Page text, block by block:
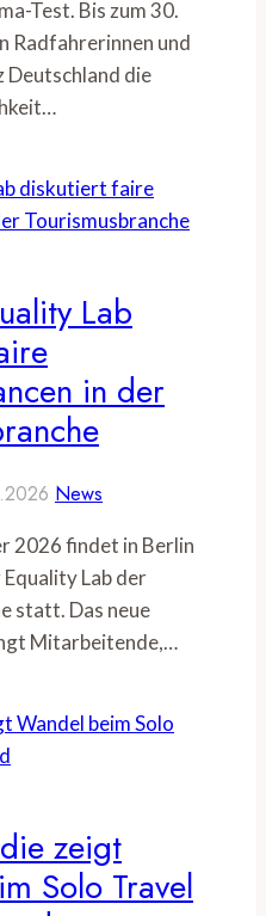
Test. Bis zum 30.
Radfahrerinnen und
Deutschland die
Lab
in der
News
2026 findet in Berlin
Lab der
statt. Das neue
Mitarbeitende,…
zeigt
Solo Travel